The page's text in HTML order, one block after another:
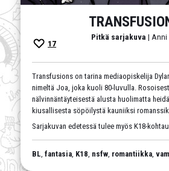
Pitkä sarjakuva | Anni
17
Transfusions on tarina mediaopiskelija
nimeltä Joa, joka kuoli 80-luvulla.
nälvinnäntäyteisestä alusta huolimatta
kiusallisesta söpöilystä kauniiksi
Sarjakuvan edetessä tulee myös K18-
BL ,fantasia K18 nsfw romantiikka ,